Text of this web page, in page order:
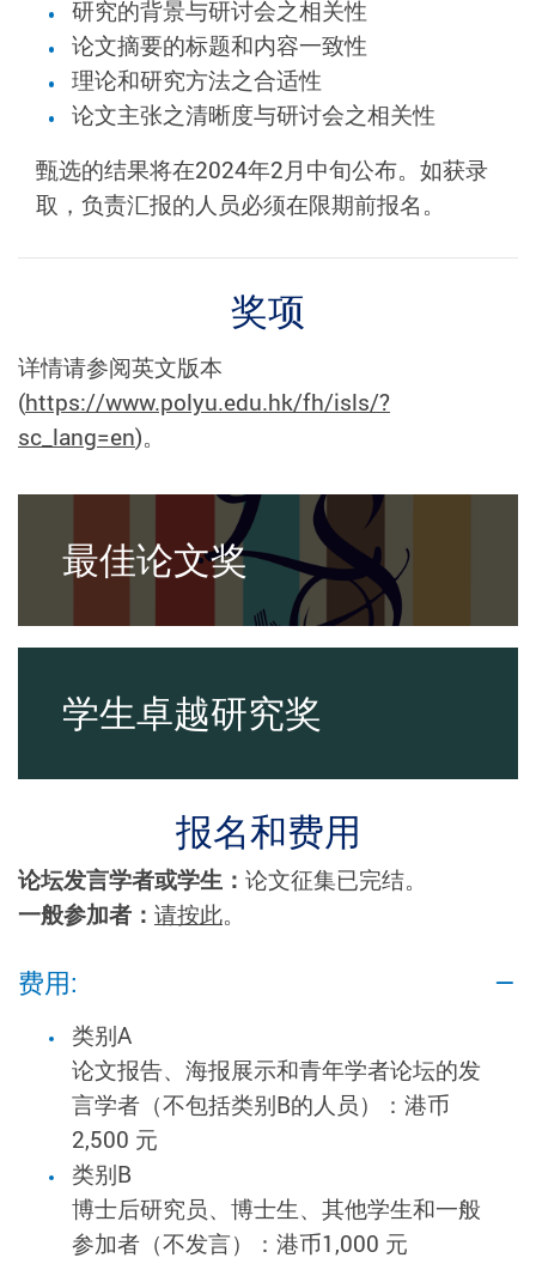
研究的背景与研讨会之相关性
论文摘要的标题和内容一致性
理论和研究方法之合适性
论文主张之清晰度与研讨会之相关性
甄选的结果将在2024年2月中旬公布。如获录
取，负责汇报的人员必须在限期前报名。
奖项
详情请参阅英文版本
(https://www.polyu.edu.hk/fh/isls/?
sc_lang=en)。
最佳论文奖
学生卓越研究奖
报名和费用
论坛发言学者或学生： 论文征集已完结。
一般参加者： 请按此。
费用:
类别A
论文报告、海报展示和青年学者论坛的发
言学者（不包括类别B的人员）：港币
2,500 元
类别B
博士后研究员、博士生、其他学生和一般
参加者（不发言）：港币1,000 元